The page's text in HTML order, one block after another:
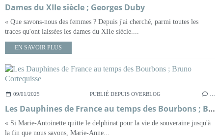
Dames du XIIe siècle ; Georges Duby
« Que savons-nous des femmes ? Depuis j'ai cherché, parmi toutes les
traces qu'ont laissées les dames du XIIe siècle....
EN SAVOIR PLUS
09/01/2025 PUBLIÉ DEPUIS OVERBLOG
Les Dauphines de France au temps des Bourbons ; Bruno Cortequisse
« Si Marie-Antoinette quitte le delphinat pour la vie de souveraine jusqu'à
la fin que nous savons, Marie-Anne...